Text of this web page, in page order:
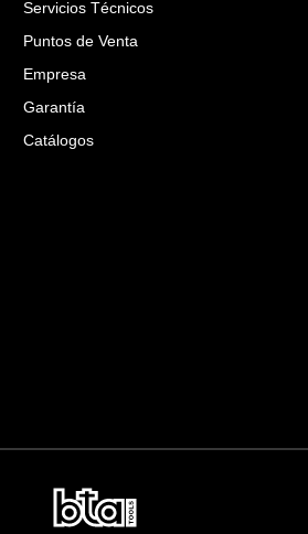
Servicios Técnicos
Puntos de Venta
Empresa
Garantía
Catálogos